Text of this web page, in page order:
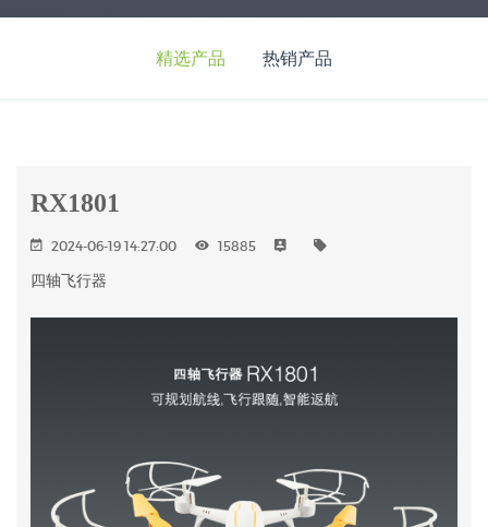
精选产品 热销产品
RX1801
2024-06-19 14:27:00 15885
四轴飞行器